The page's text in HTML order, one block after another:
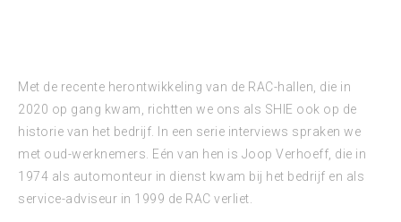
Met de recente herontwikkeling van de RAC-hallen, die in
2020 op gang kwam, richtten we ons als SHIE ook op de
historie van het bedrijf. In een serie interviews spraken we
met oud-werknemers. Eén van hen is Joop Verhoeff, die in
1974 als automonteur in dienst kwam bij het bedrijf en als
service-adviseur in 1999 de RAC verliet.